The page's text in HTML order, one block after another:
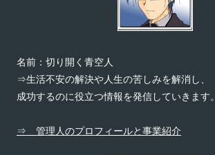
名前：切り開く青空人
⇒生活不安の解決や人生の苦しみを解消し、
成功するのに役立つ情報を発信していきます。
⇒ 管理人のプロフィールと事業紹介